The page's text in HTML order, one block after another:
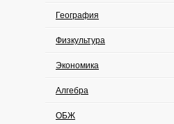
География
Физкультура
Экономика
Алгебра
ОБЖ